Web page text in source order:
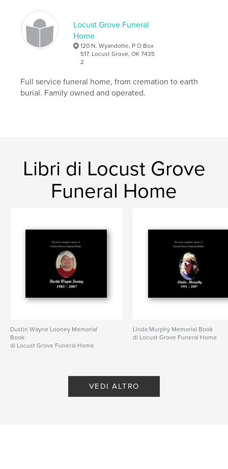
Locust Grove Funeral
Home
120 N. Wyandotte, P O Box
517, Locust Grove, OK 7435
2
Full service funeral home, from cremation to earth
burial. Family owned and operated.
Libri di Locust Grove
Funeral Home
Dustin Wayne Looney Memorial
Book
di Locust Grove Funeral Home
Linda Murphy Memorial Book
di Locust Grove Funeral Home
VEDI ALTRO